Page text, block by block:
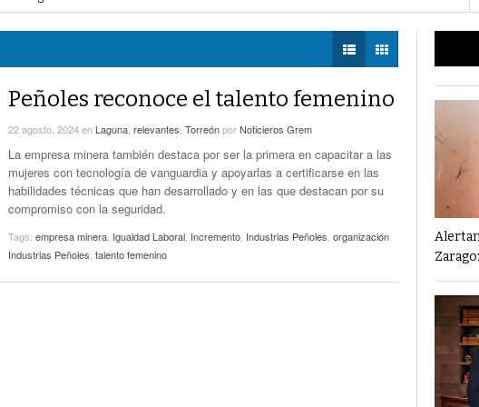
Torreón- hace 7 horas -
Lanzan Convocatoria Del Concurso De Poesía
Enriqueta Ochoa- hace 9 horas -
Expone CLIP Preocupación Por Reformas
Laborales. ‘Hacen Ver A Patrones Como
TWEETS AND
ESTÉREO GALLITO
bloquearon Mieleras- hace 4 horas -
Agua Saludable- hace 4 horas -
Justicia de Durango por presunto cohecho
Peñoles reconoce el talento femenino
22 agosto, 2024en Laguna relevantes TorreónporNoticieros Grem
La empresa minera también destaca por ser la primera en capacitar a las
mujeres con tecnología de vanguardia y apoyarlas a certificarse en las
habilidades técnicas que han desarrollado y en las que destacan por su
compromiso con la seguridad.
Tags: empresa minera Igualdad Laboral Incremento Industrias Peñoles organización
Industrias Peñoles talento femenino